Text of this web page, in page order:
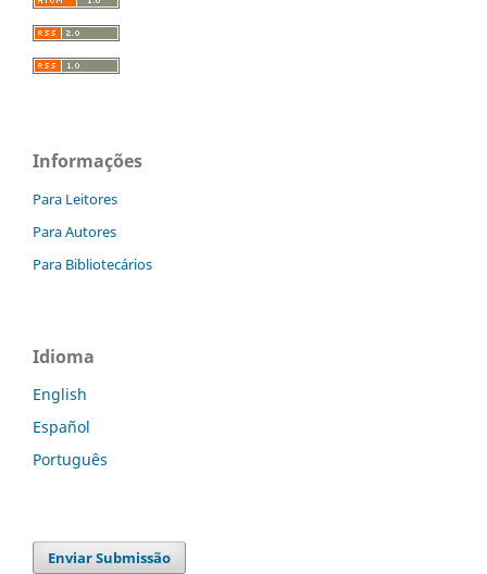
Informações
Para Leitores
Para Autores
Para Bibliotecários
Idioma
English
Español
Português
Enviar Submissão